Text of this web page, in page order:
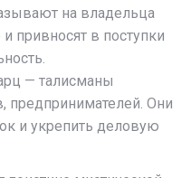
на владельца
привносят в поступки
— талисманы
предпринимателей. Они
и укрепить деловую